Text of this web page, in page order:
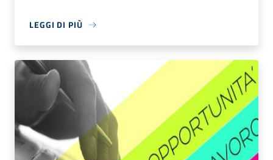
LEGGI DI PIÙ